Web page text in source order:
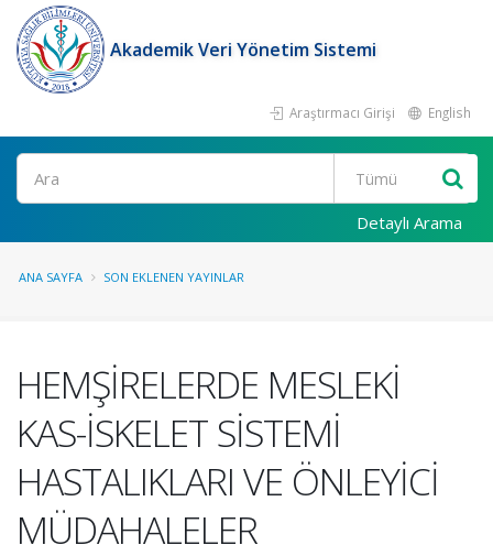
Akademik Veri Yönetim Sistemi
Araştırmacı Girişi English
Ara
Detaylı Arama
ANA SAYFA SON EKLENEN YAYINLAR
HEMŞİRELERDE MESLEKİ
KAS-İSKELET SİSTEMİ
HASTALIKLARI VE ÖNLEYİCİ
MÜDAHALELER